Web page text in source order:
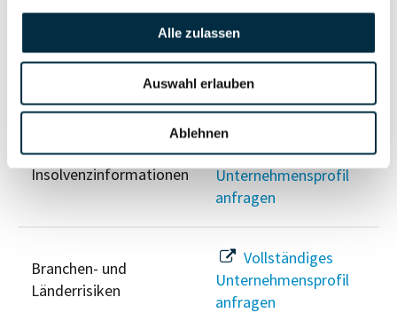
Alle zulassen
Auswahl erlauben
Ablehnen
PEP- und
Sanktionslistenstatus
Vollständiges
Unternehmensprofil
anfragen
Insolvenzinformationen
Vollständiges
Unternehmensprofil
anfragen
Branchen- und
Länderrisiken
Vollständiges
Unternehmensprofil
anfragen